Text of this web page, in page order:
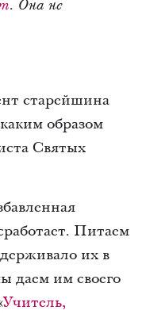
. Она не
старейшина
образом
Святых
Питаем
их в
даем им своего
Учитель,